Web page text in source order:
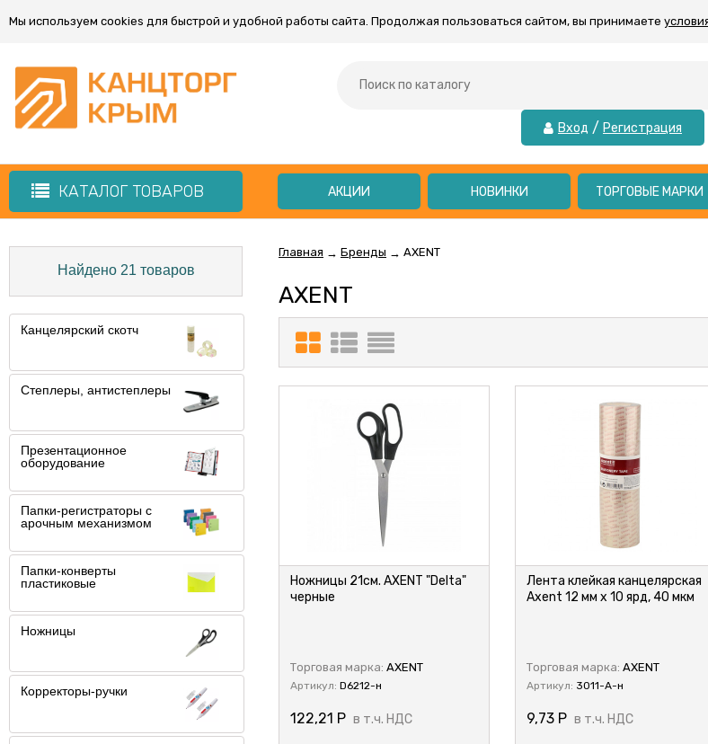
Мы используем cookies для быстрой и удобной работы сайта. Продолжая пользоваться сайтом, вы принимаете
Вход / Регистрация
КАТАЛОГ ТОВАРОВ АКЦИИ НОВИНКИ ТОРГОВЫЕ МАРКИ
Найдено 21 товаров
Канцелярский скотч
Степлеры, антистеплеры
Презентационное
оборудование
Папки-регистраторы с
арочным механизмом
Папки-конверты
пластиковые
Ножницы
Корректоры-ручки
Главная → Бренды → AXENT
AXENT
Ножницы 21см. AXENT "Delta"
черные
Торговая марка: AXENT
Артикул: D6212-н
122,21 Р в т.ч. НДС
Лента клейкая канцелярская
Axent 12 мм х 10 ярд, 40 мкм
Торговая марка: AXENT
Артикул: 3011-A-н
9,73 Р в т.ч. НДС